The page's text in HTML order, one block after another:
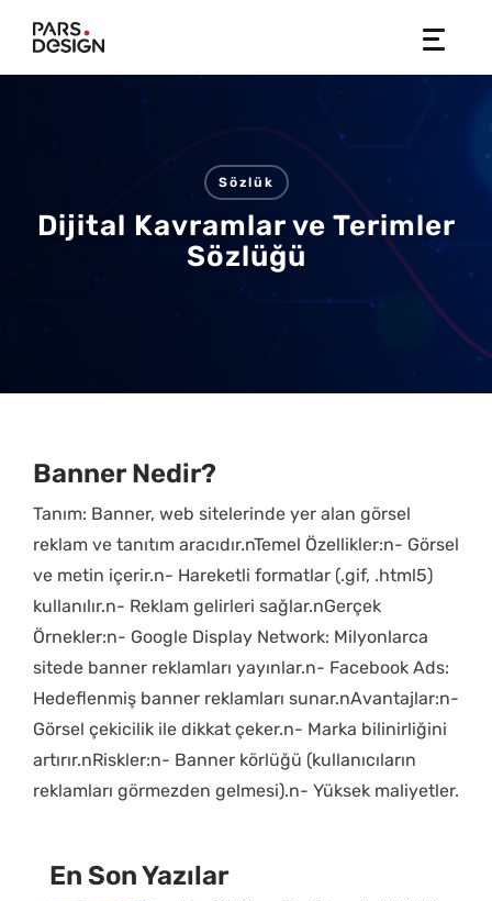
content
Sözlük
Dijital Kavramlar ve Terimler
Sözlüğü
Banner Nedir?
Tanım: Banner, web sitelerinde yer alan görsel
reklam ve tanıtım aracıdır.nTemel Özellikler:n- Görsel
ve metin içerir.n- Hareketli formatlar (.gif, .html5)
kullanılır.n- Reklam gelirleri sağlar.nGerçek
Örnekler:n- Google Display Network: Milyonlarca
sitede banner reklamları yayınlar.n- Facebook Ads:
Hedeflenmiş banner reklamları sunar.nAvantajlar:n-
Görsel çekicilik ile dikkat çeker.n- Marka bilinirliğini
artırır.nRiskler:n- Banner körlüğü (kullanıcıların
reklamları görmezden gelmesi).n- Yüksek maliyetler.
En Son Yazılar